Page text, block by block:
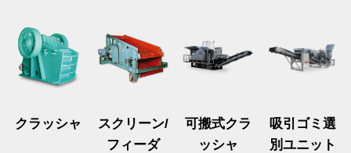
クラッシャ
スクリーン/
フィーダ
可搬式クラ
ッシャ
吸引ゴミ選
別ユニット